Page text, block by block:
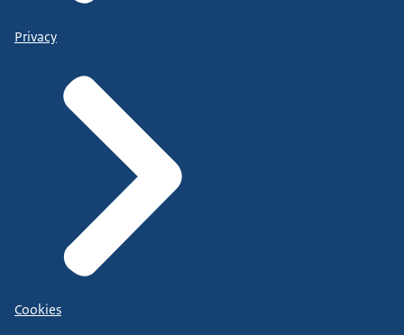
Privacy
Cookies